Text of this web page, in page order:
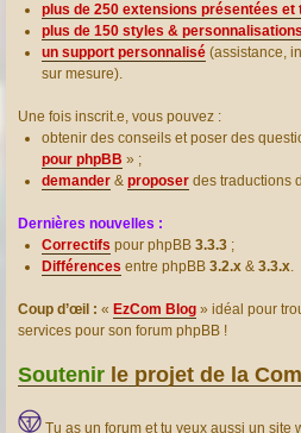
plus de 250 extensions présentées et
plus de 150 styles &
un support personnalisé (assistance,
sur mesure).
Une fois inscrit.e, vous pouvez :
obtenir des conseils et poser des
pour phpBB » ;
demander & proposer des traductions
Dernières nouvelles :
Correctifs pour phpBB 3.3.3 ;
Différences entre phpBB 3.2.x & 3.3.x.
Coup d’œil : « EzCom Blog » idéal pour
services pour son forum phpBB !
Soutenir le projet de la
Tu as un forum et tu veux aussi un site